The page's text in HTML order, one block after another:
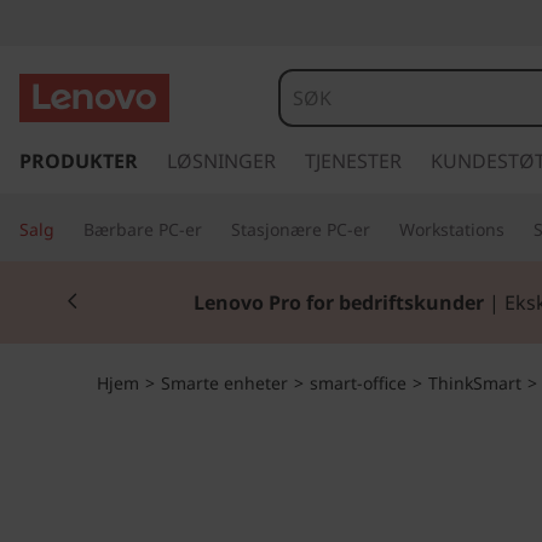
h
n
k
å
l
PRODUKTER LØSNINGER TJENESTER
Salg Bærbare PC-er Stasjonære PC-er Workstations
Lenovo Pro for bedriftskunder|
Hjem > Smarte enheter > smart-office > ThinkSmart >